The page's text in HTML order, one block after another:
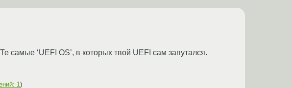
Те самые ‘UEFI OS’, в которых твой UEFI сам запутался.
1)